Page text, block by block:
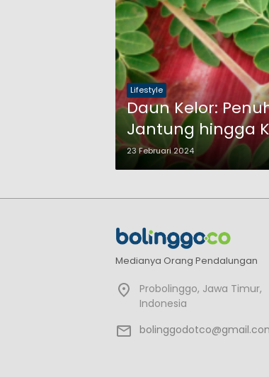
Lifestyle
Daun Kelor:
Jantung hingga
23 Februari 2024
Medianya Orang Pendalungan
Probolinggo, Jawa Timur,
Indonesia